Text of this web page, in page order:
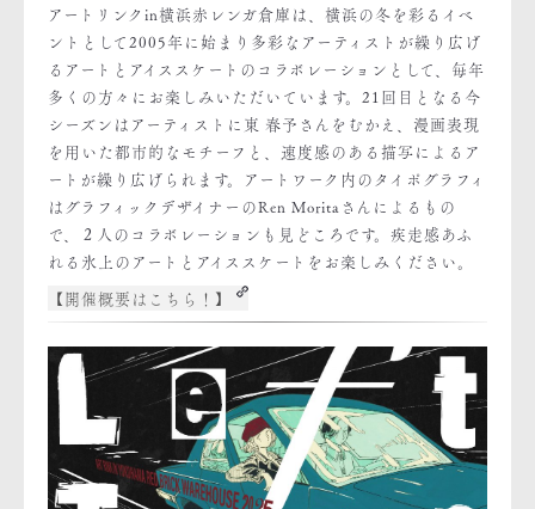
アートリンクin横浜赤レンガ倉庫は、横浜の冬を彩るイベ
ントとして2005年に始まり多彩なアーティストが繰り広げ
るアートとアイススケートのコラボレーションとして、毎年
多くの方々にお楽しみいただいています。21回目となる今
シーズンはアーティストに東 春予さんをむかえ、漫画表現
を用いた都市的なモチーフと、速度感のある描写によるア
ートが繰り広げられます。アートワーク内のタイポグラフィ
はグラフィックデザイナーのRen Moritaさんによるもの
で、２人のコラボレーションも見どころです。疾走感あふ
れる氷上のアートとアイススケートをお楽しみください。
【開催概要はこちら！】